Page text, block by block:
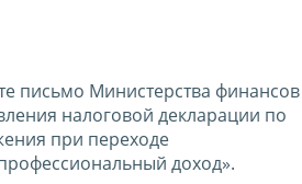
письмо Министерства финансов
налоговой декларации по
при переходе
доход».